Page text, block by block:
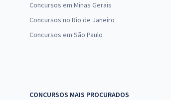
Concursos em Minas Gerais
Concursos no Rio de Janeiro
Concursos em São Paulo
CONCURSOS MAIS PROCURADOS